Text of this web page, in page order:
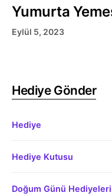
Yumurta
Eylül 5, 2023
Hediye Gönder
Hediye
Hediye Kutusu
Doğum Günü Hediyeleri